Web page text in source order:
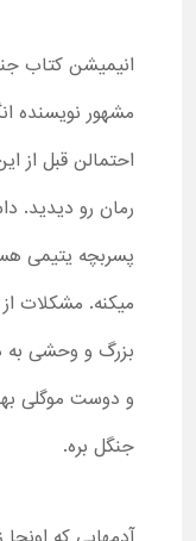
مشهور نویسنده
احتمالن قبل از
رمان رو دیدید.
پسربچه یتیمی
میکنه. مشکلات
بزرگ و وحشی به
و دوست موگلی
جنگل بره.